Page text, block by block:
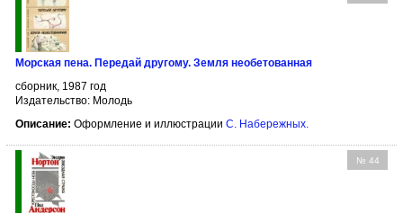
Морская пена. Передай другому. Земля необетованная
сборник, 1987 год
Издательство: Молодь
Описание: Оформление и иллюстрации C. Набережных.
№ 44